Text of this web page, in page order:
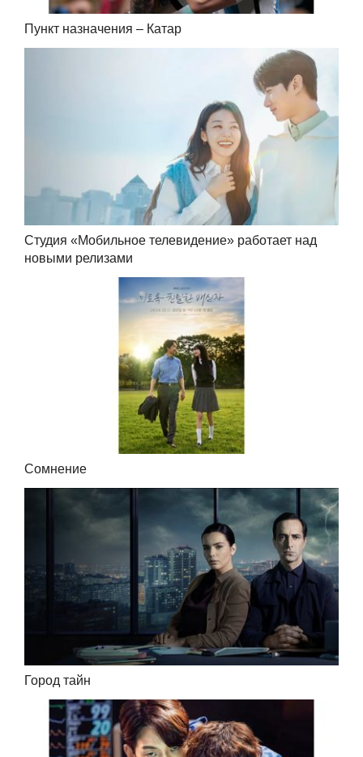
Пункт назначения – Катар
Студия «Мобильное телевидение» работает над
новыми релизами
Сомнение
Город тайн